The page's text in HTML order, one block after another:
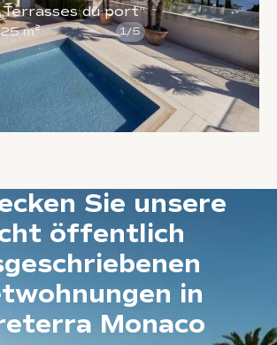
du port“
m² 1/5
Sie unsere
öffentlich
in
Monaco